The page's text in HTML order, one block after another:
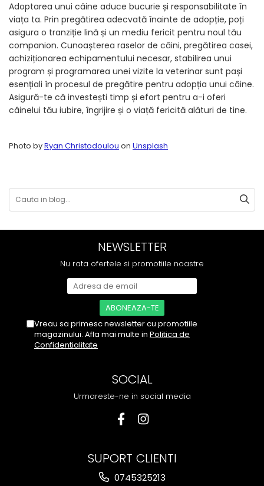
Adoptarea unui câine aduce bucurie și responsabilitate în
viața ta. Prin pregătirea adecvată înainte de adopție, poți
asigura o tranziție lină și un mediu fericit pentru noul tău
companion. Cunoașterea raselor de câini, pregătirea casei,
achiziționarea echipamentului necesar, stabilirea unui
program și programarea unei vizite la veterinar sunt pași
esențiali în procesul de pregătire pentru adopția unui câine.
Asigură-te că investești timp și efort pentru a-i oferi
câinelui tău iubire, îngrijire și o viață fericită alături de tine.
Photo byRyan Christodoulou on Unsplash
NEWSLETTER
Nu rata ofertele si promotiile noastre
Vreau sa primesc newsletter cu promotiile
magazinului. Afla mai multe in Politica de
Confidentialitate
SOCIAL
Urmareste-ne in social media
SUPORT CLIENTI
0745325213